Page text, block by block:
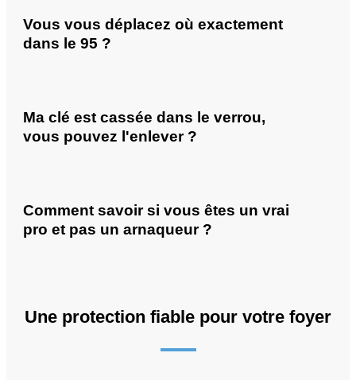
Vous vous déplacez où exactement
dans le 95 ?
Ma clé est cassée dans le verrou,
vous pouvez l'enlever ?
Comment savoir si vous êtes un vrai
pro et pas un arnaqueur ?
Une protection fiable pour votre foyer